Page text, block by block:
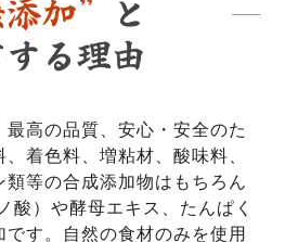
高の品質、安心・安全のた
着色料、増粘材、酸味料、
類等の合成添加物はもちろん
酸）や酵母エキス、たんぱく
す。自然の食材のみを使用